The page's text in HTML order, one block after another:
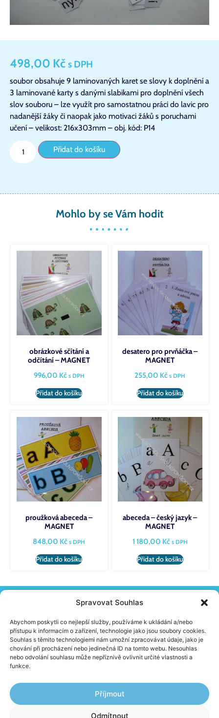
Spravovat Souhlas
Abychom poskytli co nejlepší služby, používáme k ukládání a/nebo
přístupu k informacím o zařízení, technologie jako jsou soubory cookies.
Souhlas s těmito technologiemi nám umožní zpracovávat údaje, jako je
chování při procházení nebo jedinečná ID na tomto webu. Nesouhlas
nebo odvolání souhlasu může nepříznivě ovlivnit určité vlastnosti a
funkce.
Příjmout
Odmítnout
498,00 Kč s DPH
soubor obsahuje 9 laminovaných karet se slovy k doplnění a
3 laminované karty s danými slabikami pro doplnění všech
slov souboru – lze využít pro samostatnou práci do lavic pro
nadanější žáky či naopak jako motivaci žáků s poruchami
učení – velikost: 216x303mm – obj. kód: P14
Přidat do košíku
Mohlo by se Vám hodit
obrázkové sčítání a
odčítání – MAGNET
996,00 Kč s DPH
Přidat do košíku
desatero pro prvňáčka –
MAGNET
255,00 Kč s DPH
Přidat do košíku
proužková abeceda –
MAGNET
848,00 Kč s DPH
Přidat do košíku
abeceda – český jazyk –
MAGNET
1 180,00 Kč s DPH
Přidat do košíku
(+420) 603 230 152
info@school-skolnipomucky.cz
O FIRMĚ
Aktuality
Ochrana osobních údajů